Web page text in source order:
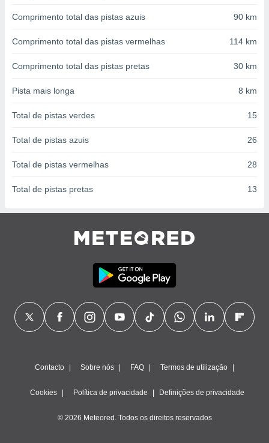
estudos
de
1199
Comprimento total das pistas azuis 90 km
Comprimento total das pistas vermelhas 114 km
Comprimento total das pistas pretas 30 km
Pista mais longa 8 km
Total de pistas verdes 15
Total de pistas azuis 26
Total de pistas vermelhas 28
Total de pistas pretas 13
Contacto Sobre nós FAQ Termos de utilização
Cookies Política de privacidade Definições de privacidade
© 2026 Meteored. Todos os direitos reservados